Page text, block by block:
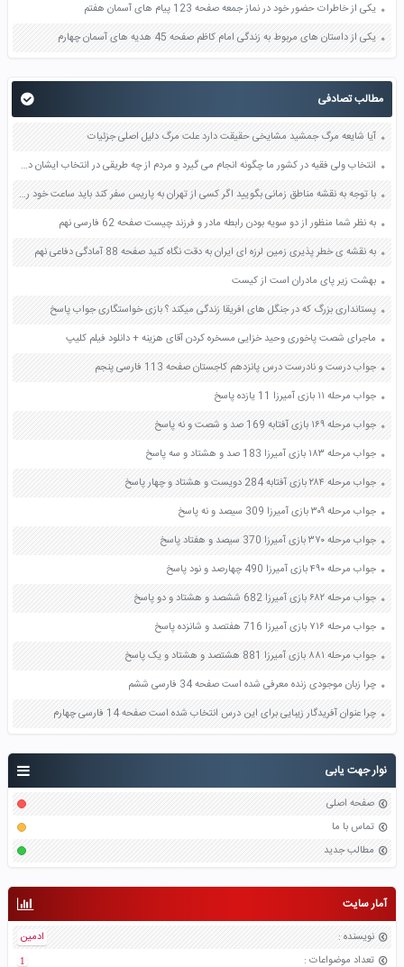
نوار جهت یابی
صفحه اصلی
تماس با ما
مطالب جدید
آمار سایت
نویسنده :
ادمین
تعداد موضواعات :
1
یکی از خاطرات حضور خود در نماز جمعه صفحه 123 پیام های آسمان هفتم
یکی از داستان های مربوط به زندگی امام کاظم صفحه 45 هدیه های آسمان چهارم
مطالب تصادفی
آیا شایعه مرگ جمشید مشایخی حقیقت دارد علت مرگ دلیل اصلی جزئیات
انتخاب ولی فقیه در کشور ما چگونه انجام می گیرد و مردم از چه طریقی در انتخاب ایشان دخالت دارند صفحه 133 دین و زندگی یازدهم
با توجه به نقشه مناطق زمانی بگویید اگر کسی از تهران به پاریس سفر کند باید ساعت خود را جلو بکشد یا عقب چرا صفحه 11 مطالعات اجتماعی نهم
به نظر شما منظور از دو سویه بودن رابطه مادر و فرزند چیست صفحه 62 فارسی نهم
به نقشه ی خطر پذیری زمین لرزه ای ایران به دقت نگاه کنید صفحه 88 آمادگی دفاعی نهم
بهشت زیر پای مادران است از کیست
پستانداری بزرگ که در جنگل های افریقا زندگی میکند ؟ بازی خواستگاری جواب پاسخ
ماجرای شصت پاخوری وحید خزایی مسخره کردن آقای هزینه + دانلود فیلم کلیپ
جواب درست و نادرست درس پانزدهم کاجستان صفحه 113 فارسی پنجم
جواب مرحله ۱۱ بازی آمیرزا 11 یازده پاسخ
جواب مرحله ۱۶۹ بازی آفتابه 169 صد و شصت و نه پاسخ
جواب مرحله ۱۸۳ بازی آمیرزا 183 صد و هشتاد و سه پاسخ
جواب مرحله ۲۸۴ بازی آفتابه 284 دویست و هشتاد و چهار پاسخ
جواب مرحله ۳۰۹ بازی آمیرزا 309 سیصد و نه پاسخ
جواب مرحله ۳۷۰ بازی آمیرزا 370 سیصد و هفتاد پاسخ
جواب مرحله ۴۹۰ بازی آمیرزا 490 چهارصد و نود پاسخ
جواب مرحله ۶۸۲ بازی آمیرزا 682 ششصد و هشتاد و دو پاسخ
جواب مرحله ۷۱۶ بازی آمیرزا 716 هفتصد و شانزده پاسخ
جواب مرحله ۸۸۱ بازی آمیرزا 881 هشتصد و هشتاد و یک پاسخ
چرا زبان موجودی زنده معرفی شده است صفحه 34 فارسی ششم
چرا عنوان آفریدگار زیبایی برای این درس انتخاب شده است صفحه 14 فارسی چهارم